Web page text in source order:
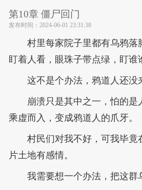
第10章 僵尸回门
发布时间： 2024-06-01 23:31:38
村里每家院子里都有乌鸦落
盯着人看，眼珠子带点绿，盯谁
这不是个办法，鸦道人还没
崩溃只是其中之一，怕的是
乘虚而入，变成鸦道人的爪牙。
村民们对我不好，可我毕竟
片土地有感情。
我需要想一个办法，把这群